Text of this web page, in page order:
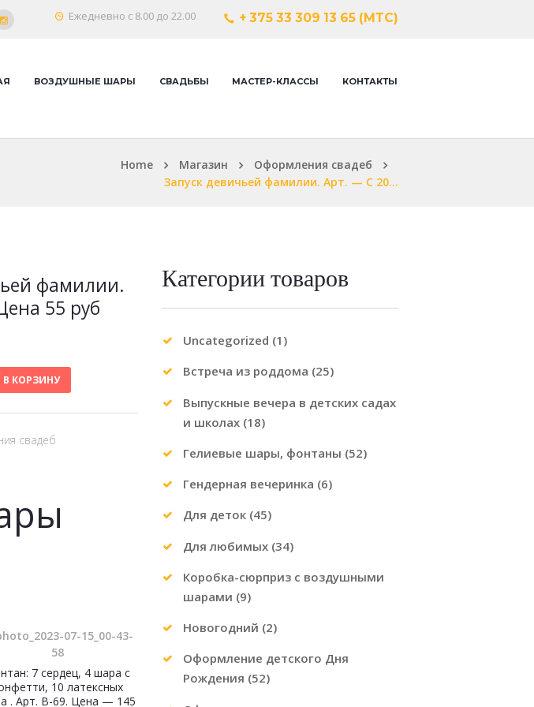
+ 375 33 309 13 65 (МТС)
Ежедневно с 8.00 до 22.00
ВОЗДУШНЫЕ ШАРЫ СВАДЬБЫ МАСТЕР-КЛАССЫ КОНТАКТЫ
Home Магазин
Оформления свадеб
Запуск девичьей фамилии. Арт. — С 20...
фамилии.
55 руб
КОРЗИНУ
свадеб
7 сердец, 4 шара с
10 латексных
. Арт. В-69. Цена — 145
Категории товаров
Uncategorized (1)
Встреча из роддома (25)
Выпускные вечера в детских садах
и школах (18)
Гелиевые шары, фонтаны (52)
Гендерная вечеринка (6)
Для деток (45)
Для любимых (34)
Коробка-сюрприз с воздушными
шарами (9)
Новогодний (2)
Оформление детского Дня
Рождения (52)